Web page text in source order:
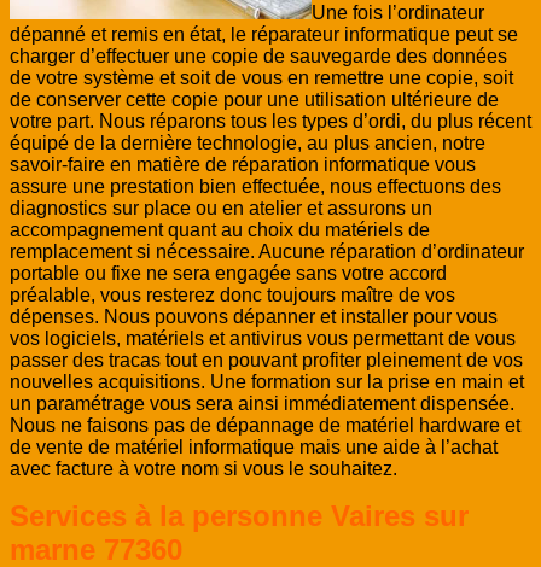
Une fois l’ordinateur
dépanné et remis en état, le réparateur informatique peut se
charger d’effectuer une copie de sauvegarde des données
de votre système et soit de vous en remettre une copie, soit
de conserver cette copie pour une utilisation ultérieure de
votre part. Nous réparons tous les types d’ordi, du plus récent
équipé de la dernière technologie, au plus ancien, notre
savoir-faire en matière de réparation informatique vous
assure une prestation bien effectuée, nous effectuons des
diagnostics sur place ou en atelier et assurons un
accompagnement quant au choix du matériels de
remplacement si nécessaire. Aucune réparation d’ordinateur
portable ou fixe ne sera engagée sans votre accord
préalable, vous resterez donc toujours maître de vos
dépenses. Nous pouvons dépanner et installer pour vous
vos logiciels, matériels et antivirus vous permettant de vous
passer des tracas tout en pouvant profiter pleinement de vos
nouvelles acquisitions. Une formation sur la prise en main et
un paramétrage vous sera ainsi immédiatement dispensée.
Nous ne faisons pas de dépannage de matériel hardware et
de vente de matériel informatique mais une aide à l’achat
avec facture à votre nom si vous le souhaitez.
Services à la personne Vaires sur
marne 77360